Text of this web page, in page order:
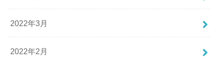
2022年3月
2022年2月